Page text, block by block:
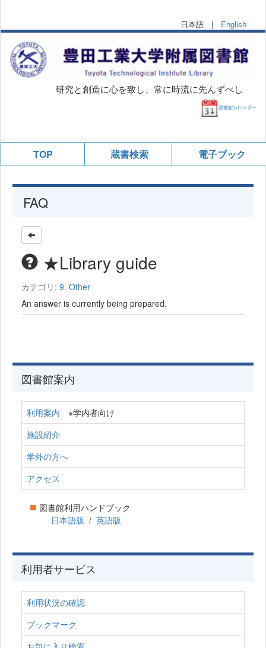
日本語 | English
研究と創造に心を致し、常に時流に先んずべし
図書館カレンダー
TOP 蔵書検索 電子ブック
FAQ
★Library guide
カテゴリ: 9. Other
An answer is currently being prepared.
図書館案内
利用案内 ※学内者向け
施設紹介
学外の方へ
アクセス
■ 図書館利用ハンドブック
日本語版 / 英語版
利用者サービス
利用状況の確認
ブックマーク